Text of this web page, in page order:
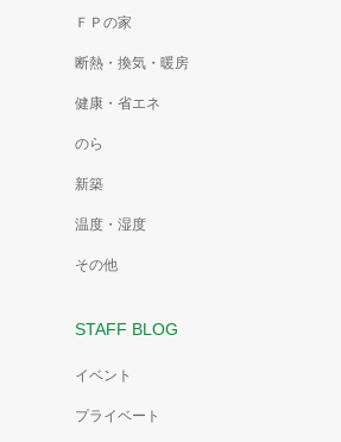
ＦＰの家
断熱・換気・暖房
健康・省エネ
のら
新築
温度・湿度
その他
STAFF BLOG
イベント
プライベート